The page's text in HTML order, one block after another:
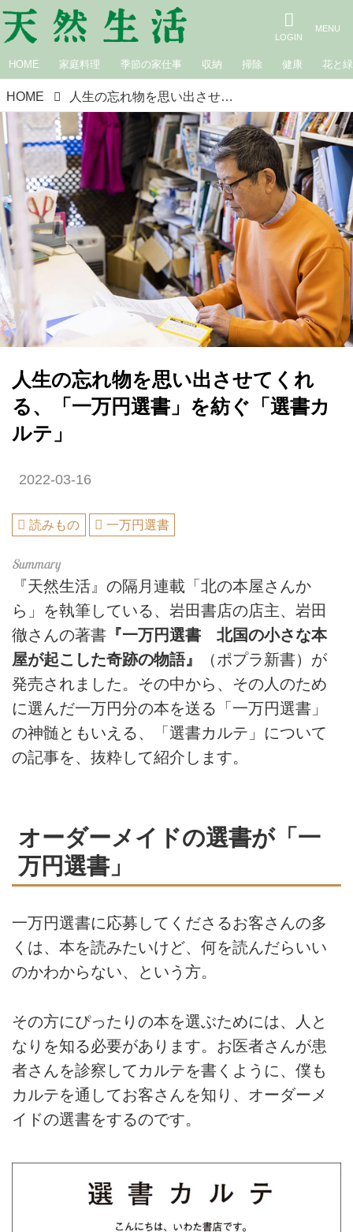
HOME 家庭料理 季節の家仕事 収納 掃除 健康 花と緑
HOME 人生の忘れ物を思い出させてくれる、「一万円選書」を紡ぐ「選書カルテ」
人生の忘れ物を思い出させてくれ
る、「一万円選書」を紡ぐ「選書カ
ルテ」
2022-03-16
読みもの 一万円選書
『天然生活』の隔月連載「北の本屋さんか
ら」を執筆している、岩田書店の店主、岩田
徹さんの著書 『一万円選書 北国の小さな本
屋が起こした奇跡の物語』
（ポプラ新書）が
発売されました。その中から、その人のため
に選んだ一万円分の本を送る「一万円選書」
の神髄ともいえる、「選書カルテ」について
の記事を、抜粋して紹介します。
オーダーメイドの選書が「一
万円選書」
一万円選書に応募してくださるお客さんの多
くは、本を読みたいけど、何を読んだらいい
のかわからない、という方。
その方にぴったりの本を選ぶためには、人と
なりを知る必要があります。お医者さんが患
者さんを診察してカルテを書くように、僕も
カルテを通してお客さんを知り、オーダーメ
イドの選書をするのです。